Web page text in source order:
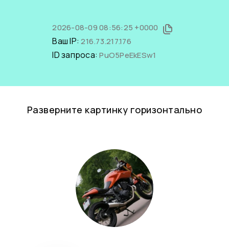
2026-08-09 08:56:25 +0000
Ваш IP:216.73.217.176
ID запроса:PuO5PeEkESw1
Разверните картинку горизонтально